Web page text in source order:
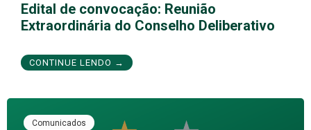
Edital de convocação: Reunião
Extraordinária do Conselho Deliberativo
CONTINUE LENDO →
Comunicados